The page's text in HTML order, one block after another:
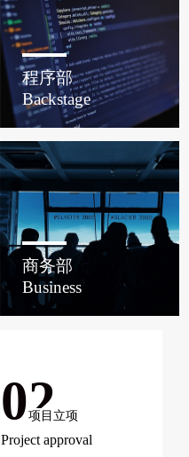
程序部
Backstage
商务部
Business
02
项目立项
Project approval